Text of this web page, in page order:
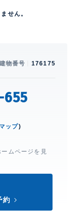
せん。
建物番号 176175
655
マップ)
ムページを見
約